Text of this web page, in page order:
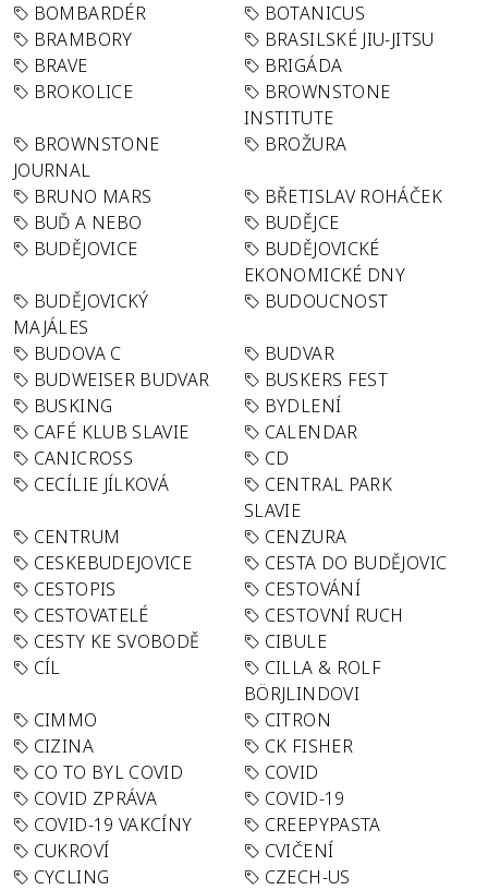
BOMBARDÉR
BOTANICUS
BRAMBORY
BRASILSKÉ JIU-JITSU
BRAVE
BRIGÁDA
BROKOLICE
BROWNSTONE
INSTITUTE
BROWNSTONE
JOURNAL
BROŽURA
BRUNO MARS
BŘETISLAV ROHÁČEK
BUĎ A NEBO
BUDĚJCE
BUDĚJOVICE
BUDĚJOVICKÉ
EKONOMICKÉ DNY
BUDĚJOVICKÝ
MAJÁLES
BUDOUCNOST
BUDOVA C
BUDVAR
BUDWEISER BUDVAR
BUSKERS FEST
BUSKING
BYDLENÍ
CAFÉ KLUB SLAVIE
CALENDAR
CANICROSS
CD
CECÍLIE JÍLKOVÁ
CENTRAL PARK
SLAVIE
CENTRUM
CENZURA
CESKEBUDEJOVICE
CESTA DO BUDĚJOVIC
CESTOPIS
CESTOVÁNÍ
CESTOVATELÉ
CESTOVNÍ RUCH
CESTY KE SVOBODĚ
CIBULE
CÍL
CILLA & ROLF
BÖRJLINDOVI
CIMMO
CITRON
CIZINA
CK FISHER
CO TO BYL COVID
COVID
COVID ZPRÁVA
COVID-19
COVID-19 VAKCÍNY
CREEPYPASTA
CUKROVÍ
CVIČENÍ
CYCLING
CZECH-US